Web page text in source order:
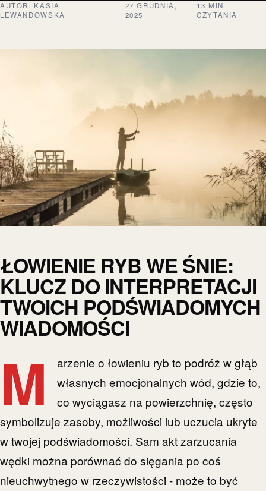
AUTOR: KASIA
LEWANDOWSKA
27 GRUDNIA,
2025
13 MIN
CZYTANIA
ŁOWIENIE RYB WE ŚNIE:
KLUCZ DO INTERPRETACJI
TWOICH PODŚWIADOMYCH
WIADOMOŚCI
M
arzenie o łowieniu ryb to podróż w głąb
własnych emocjonalnych wód, gdzie to,
co wyciągasz na powierzchnię, często
symbolizuje zasoby, możliwości lub uczucia ukryte
w twojej podświadomości. Sam akt zarzucania
wędki można porównać do sięgania po coś
nieuchwytnego w rzeczywistości - może to być